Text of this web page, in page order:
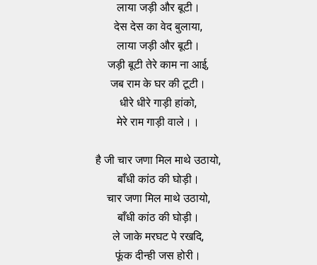
लाया जड़ी और बूटी।
देस देस का वेद बुलाया,
लाया जड़ी और बूटी।
जड़ी बूटी तेरे काम ना आई,
जब राम के घर की टूटी।
धीरे धीरे गाड़ी हांको,
मेरे राम गाड़ी वाले।।
है जी चार जणा मिल माथे उठायो,
बाँधी कांठ की घोड़ी।
चार जणा मिल माथे उठायो,
बाँधी कांठ की घोड़ी।
ले जाके मरघट पे रखदि,
फूंक दीन्ही जस होरी।